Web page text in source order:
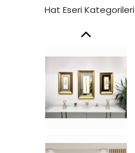
Hat Eseri Kategorileri